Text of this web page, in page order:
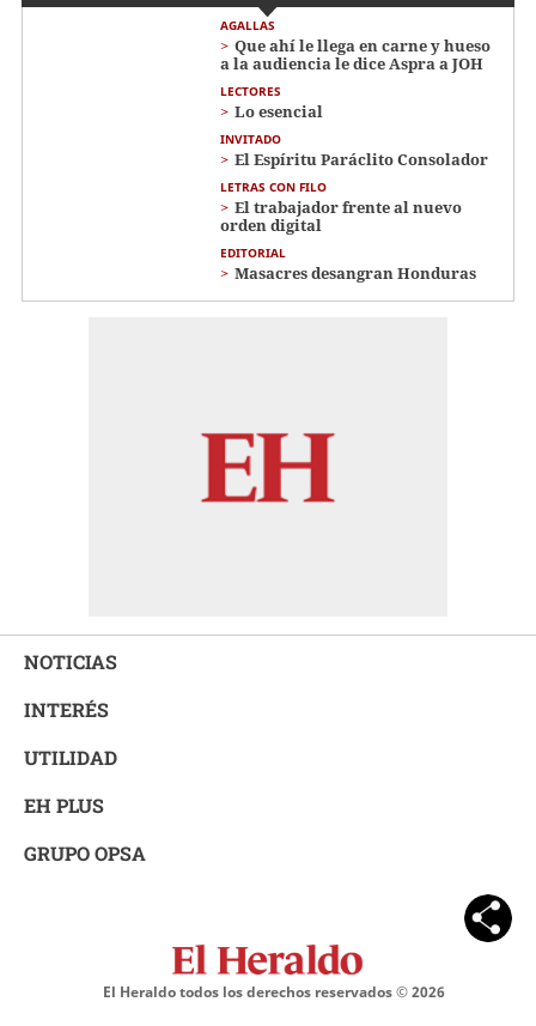
AGALLAS
Que ahí le llega en carne y hueso
a la audiencia le dice Aspra a JOH
LECTORES
Lo esencial
INVITADO
El Espíritu Paráclito Consolador
LETRAS CON FILO
El trabajador frente al nuevo
orden digital
EDITORIAL
Masacres desangran Honduras
NOTICIAS
INTERÉS
UTILIDAD
EH PLUS
GRUPO OPSA
El Heraldo todos los derechos reservados ©2026